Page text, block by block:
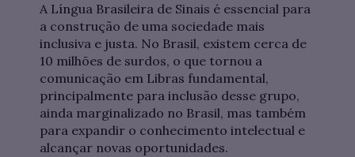
A Língua Brasileira de Sinais é essencial para
a construção de uma sociedade mais
inclusiva e justa. No Brasil, existem cerca de
10 milhões de surdos, o que tornou a
comunicação em Libras fundamental,
principalmente para inclusão desse grupo,
ainda marginalizado no Brasil, mas também
para expandir o conhecimento intelectual e
alcançar novas oportunidades.